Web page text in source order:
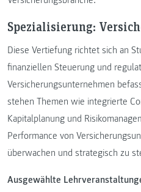
Spezialisierung:
Diese Vertiefung richtet sich an
finanziellen Steuerung und
Versicherungsunternehmen
stehen Themen wie integrierte
Kapitalplanung und
Performance von
überwachen und strategisch zu
Ausgewählte